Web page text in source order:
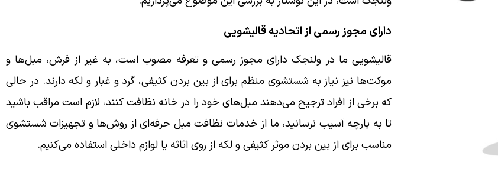
دارای مجوز رسمی از اتحادیه قالیشویی
قالیشویی ما در ولنجک دارای مجوز رسمی و تعرفه مصوب است، به غیر از فرش، مبل‌ها و
موکت‌ها نیز نیاز به شستشوی منظم برای از بین بردن کثیفی، گرد و غبار و لکه دارند. در حالی
که برخی از افراد ترجیح می‌دهند مبل‌های خود را در خانه نظافت کنند، لازم است مراقب باشید
تا به پارچه آسیب نرسانید، ما از خدمات نظافت مبل حرفه‌ای از روش‌ها و تجهیزات شستشوی
مناسب برای از بین بردن موثر کثیفی و لکه از روی اثاثه یا لوازم داخلی استفاده می‌کنیم.